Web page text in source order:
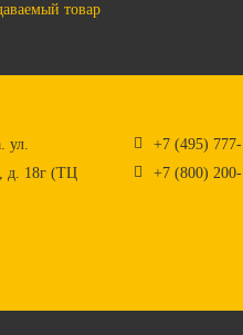
товар
ул.
д. 18г (ТЦ
+7 (495)
+7 (800)